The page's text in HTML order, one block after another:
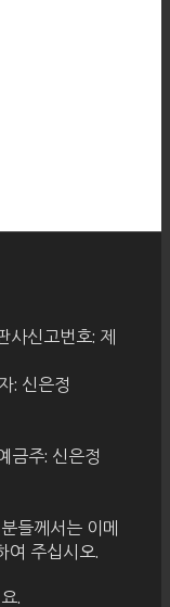
신고번호: 제
: 신은정
금주: 신은정
들께서는 이메
여 주십시오.
.